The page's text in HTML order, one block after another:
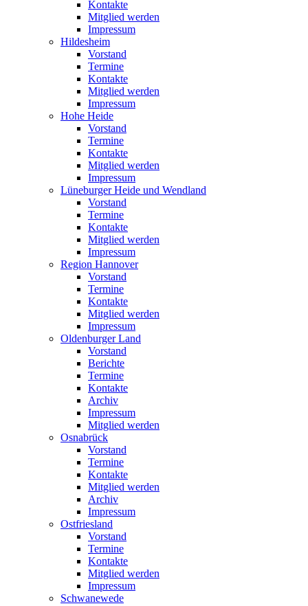
Kontakte
Mitglied werden
Impressum
Hildesheim
Vorstand
Termine
Kontakte
Mitglied werden
Impressum
Hohe Heide
Vorstand
Termine
Kontakte
Mitglied werden
Impressum
Lüneburger Heide und Wendland
Vorstand
Termine
Kontakte
Mitglied werden
Impressum
Region Hannover
Vorstand
Termine
Kontakte
Mitglied werden
Impressum
Oldenburger Land
Vorstand
Berichte
Termine
Kontakte
Archiv
Impressum
Mitglied werden
Osnabrück
Vorstand
Termine
Kontakte
Mitglied werden
Archiv
Impressum
Ostfriesland
Vorstand
Termine
Kontakte
Mitglied werden
Impressum
Schwanewede